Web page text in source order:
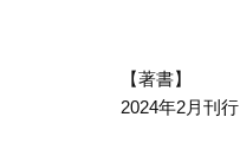
【著書】
2024年2月刊行